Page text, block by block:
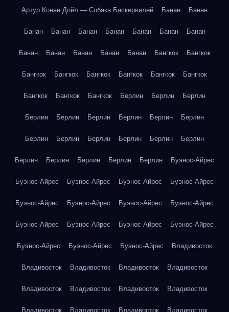
Артур Конан Дойл — Собака Баскервилей Банан Банан
Банан Банан Банан Банан Банан Банан Банан
Банан Банан Банан Банан Банан Бангкок Бангкок
Бангкок Бангкок Бангкок Бангкок Бангкок Бангкок
Бангкок Бангкок Бангкок Берлин Берлин Берлин
Берлин Берлин Берлин Берлин Берлин Берлин
Берлин Берлин Берлин Берлин Берлин Берлин
Берлин Берлин Берлин Берлин Берлин Буэнос-Айрес
Буэнос-Айрес Буэнос-Айрес Буэнос-Айрес Буэнос-Айрес
Буэнос-Айрес Буэнос-Айрес Буэнос-Айрес Буэнос-Айрес
Буэнос-Айрес Буэнос-Айрес Буэнос-Айрес Буэнос-Айрес
Буэнос-Айрес Буэнос-Айрес Буэнос-Айрес Владивосток
Владивосток Владивосток Владивосток Владивосток
Владивосток Владивосток Владивосток Владивосток
Владивосток Владивосток Владивосток Владивосток